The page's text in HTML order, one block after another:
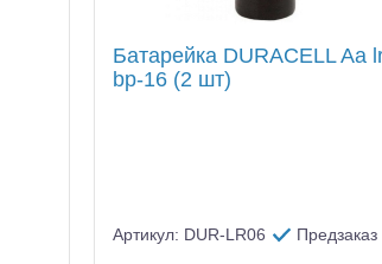
Батарейка DURACELL Aa
bp-16 (2 шт)
Артикул: DUR-LR06 Предзаказ